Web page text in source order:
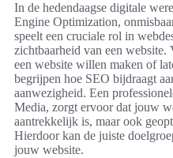
In de hedendaagse digitale
Engine Optimization,
speelt een cruciale rol in
zichtbaarheid van een
een website willen maken of
begrijpen hoe SEO bijdraagt
aanwezigheid. Een
Media, zorgt ervoor dat jouw
aantrekkelijk is, maar ook
Hierdoor kan de juiste
jouw website.